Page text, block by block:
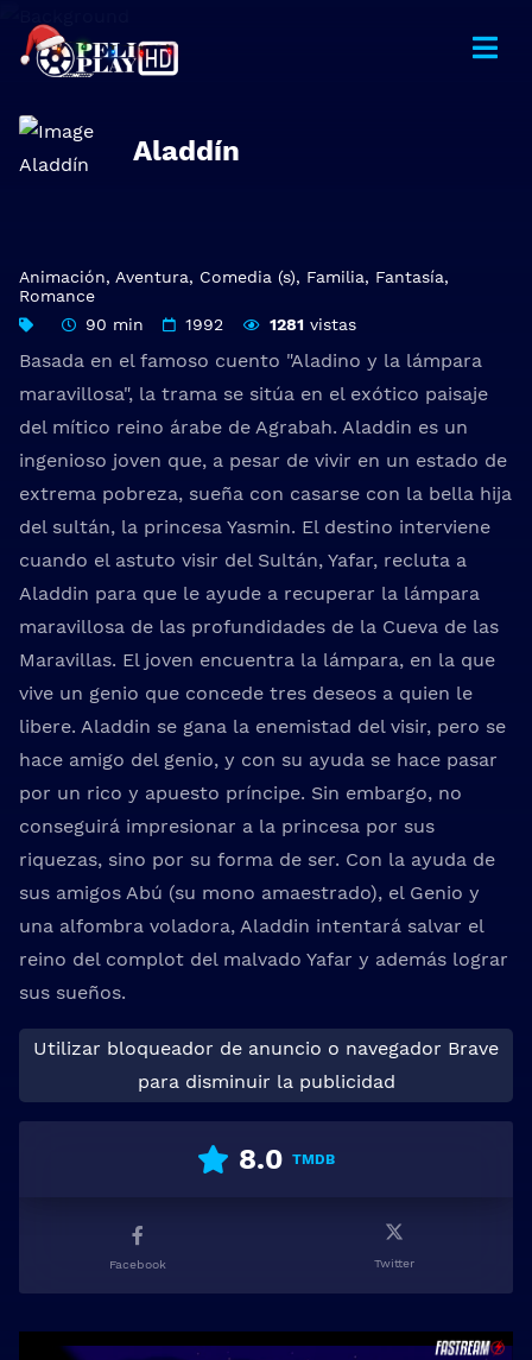
Aladdín
Animación, Aventura, Comedia (s), Familia, Fantasía,
Romance
90 min
1992 1281vistas
Basada en el famoso cuento "Aladino y la lámpara
maravillosa", la trama se sitúa en el exótico paisaje
del mítico reino árabe de Agrabah. Aladdin es un
ingenioso joven que, a pesar de vivir en un estado de
extrema pobreza, sueña con casarse con la bella hija
del sultán, la princesa Yasmin. El destino interviene
cuando el astuto visir del Sultán, Yafar, recluta a
Aladdin para que le ayude a recuperar la lámpara
maravillosa de las profundidades de la Cueva de las
Maravillas. El joven encuentra la lámpara, en la que
vive un genio que concede tres deseos a quien le
libere. Aladdin se gana la enemistad del visir, pero se
hace amigo del genio, y con su ayuda se hace pasar
por un rico y apuesto príncipe. Sin embargo, no
conseguirá impresionar a la princesa por sus
riquezas, sino por su forma de ser. Con la ayuda de
sus amigos Abú (su mono amaestrado), el Genio y
una alfombra voladora, Aladdin intentará salvar el
reino del complot del malvado Yafar y además lograr
sus sueños.
Utilizar bloqueador de anuncio o navegador Brave
para disminuir la publicidad
8.0 TMDB
Facebook Twitter